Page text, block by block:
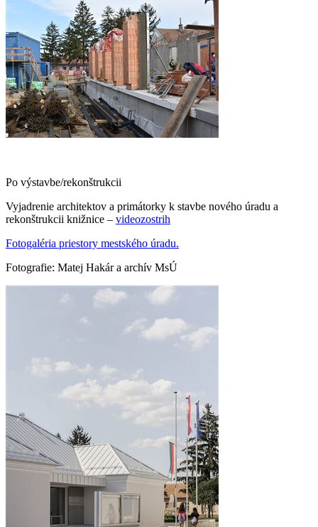
Po výstavbe/rekonštrukcii
Vyjadrenie architektov a primátorky k stavbe nového úradu a
rekonštrukcii knižnice – videozostrih
Fotogaléria priestory mestského úradu.
Fotografie: Matej Hakár a archív MsÚ